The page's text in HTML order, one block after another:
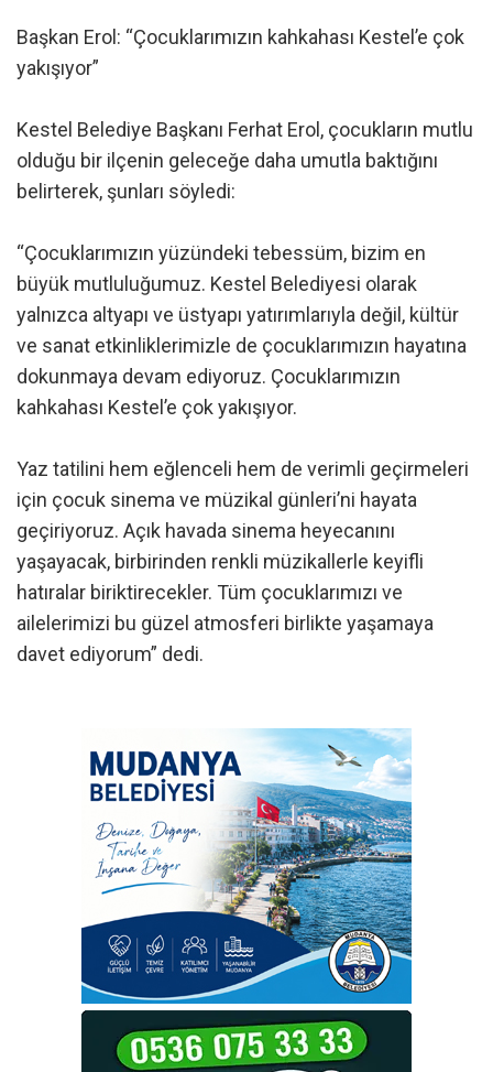
Başkan Erol: “Çocuklarımızın kahkahası Kestel’e çok
yakışıyor”
Kestel Belediye Başkanı Ferhat Erol, çocukların mutlu
olduğu bir ilçenin geleceğe daha umutla baktığını
belirterek, şunları söyledi:
“Çocuklarımızın yüzündeki tebessüm, bizim en
büyük mutluluğumuz. Kestel Belediyesi olarak
yalnızca altyapı ve üstyapı yatırımlarıyla değil, kültür
ve sanat etkinliklerimizle de çocuklarımızın hayatına
dokunmaya devam ediyoruz. Çocuklarımızın
kahkahası Kestel’e çok yakışıyor.
Yaz tatilini hem eğlenceli hem de verimli geçirmeleri
için çocuk sinema ve müzikal günleri’ni hayata
geçiriyoruz. Açık havada sinema heyecanını
yaşayacak, birbirinden renkli müzikallerle keyifli
hatıralar biriktirecekler. Tüm çocuklarımızı ve
ailelerimizi bu güzel atmosferi birlikte yaşamaya
davet ediyorum” dedi.